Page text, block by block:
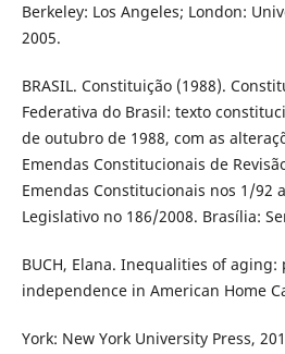
Berkeley: Los Angeles; London:
2005.
BRASIL. Constituição (1988).
Federativa do Brasil: texto
de outubro de 1988, com as
Emendas Constitucionais de
Emendas Constitucionais nos 1/92
Legislativo no 186/2008. Brasília:
BUCH, Elana. Inequalities of aging:
independence in American Home
York: New York University Press,